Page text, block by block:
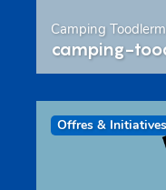
Camping
camping-
Offres & Initiatives